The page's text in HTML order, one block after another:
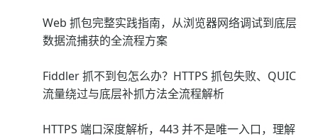
Web 抓包完整实践指南，从浏览器网络调试到底层
数据流捕获的全流程方案
Fiddler 抓不到包怎么办？HTTPS 抓包失败、QUIC
流量绕过与底层补抓方法全流程解析
HTTPS 端口深度解析，443 并不是唯一入口，理解